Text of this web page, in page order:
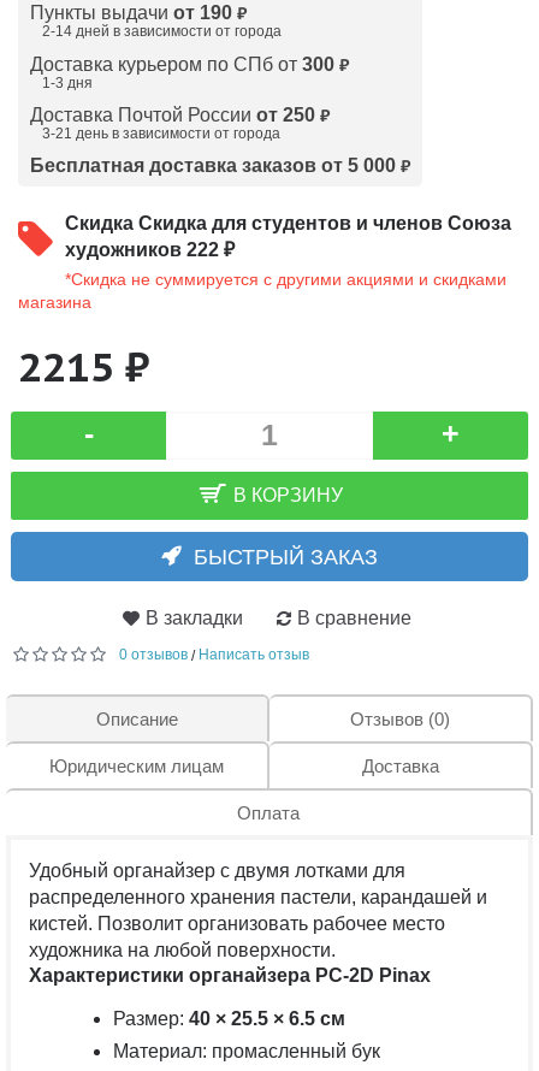
Пункты выдачи от 190 ₽
2-14 дней в зависимости от города
Доставка курьером по СПб от 300 ₽
1-3 дня
Доставка Почтой России от 250 ₽
3-21 день в зависимости от города
Бесплатная доставка заказов от 5 000 ₽
Скидка Скидка для студентов и членов Союза
художников 222 ₽
*Скидка не суммируется с другими акциями и скидками
магазина
2215 ₽
- +
В КОРЗИНУ
БЫСТРЫЙ ЗАКАЗ
В закладки В сравнение
0 отзывов / Написать отзыв
Описание Отзывов (0)
Юридическим лицам Доставка
Оплата
Удобный органайзер с двумя лотками для
распределенного хранения пастели, карандашей и
кистей. Позволит организовать рабочее место
художника на любой поверхности.
Характеристики органайзера PC-2D Pinax
Размер: 40 × 25.5 × 6.5 см
Материал: промасленный бук